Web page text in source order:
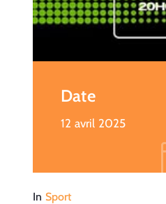
Date
12 avril 2025
In Sport